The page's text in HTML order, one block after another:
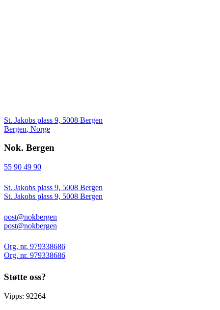
St. Jakobs plass 9, 5008 Bergen
Bergen, Norge
Nok. Bergen
55 90 49 90
St. Jakobs plass 9, 5008 Bergen
St. Jakobs plass 9, 5008 Bergen
post@nokbergen
post@nokbergen
Org. nr. 979338686
Org. nr. 979338686
Støtte oss?
Vipps: 92264